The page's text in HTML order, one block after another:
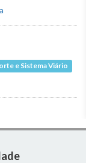
e Sistema Viário